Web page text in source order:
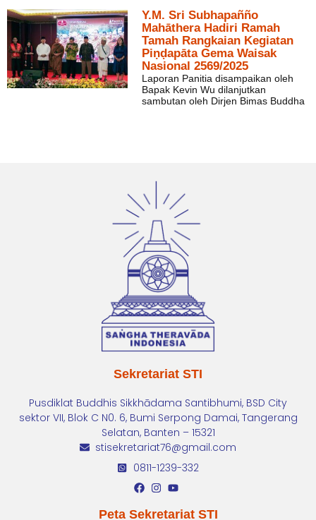
Y.M. Sri Subhapañño
Mahāthera Hadiri Ramah
Tamah Rangkaian Kegiatan
Piṇḍapāta Gema Waisak
Nasional 2569/2025
Laporan Panitia disampaikan oleh
Bapak Kevin Wu dilanjutkan
sambutan oleh Dirjen Bimas Buddha
Sekretariat STI
Pusdiklat Buddhis Sikkhādama Santibhumi, BSD City
sektor VII, Blok C N0. 6, Bumi Serpong Damai, Tangerang
Selatan, Banten – 15321
stisekretariat76@gmail.com
0811-1239-332
Peta Sekretariat STI